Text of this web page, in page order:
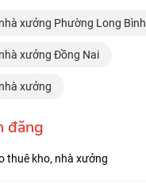
xưởng Phường Long Bình
xưởng Đồng Nai
xưởng
đăng
thuê kho, nhà xưởng